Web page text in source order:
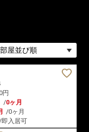
円
/0ヶ月
/0ヶ月
入居可